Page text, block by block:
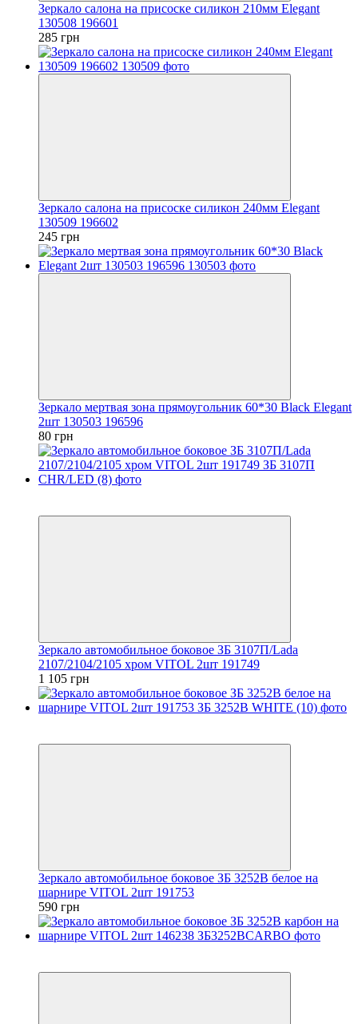
Зеркало салона на присоске силикон 210мм Elegant
130508 196601
285 грн
Зеркало салона на присоске силикон 240мм Elegant
130509 196602
245 грн
Зеркало мертвая зона прямоугольник 60*30 Black Elegant
2шт 130503 196596
80 грн
Зеркало автомобильное боковое ЗБ 3107П/Lada
2107/2104/2105 хром VITOL 2шт 191749
1 105 грн
Зеркало автомобильное боковое ЗБ 3252B белое на
шарнире VITOL 2шт 191753
590 грн